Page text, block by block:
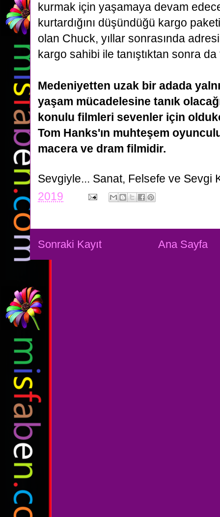
kurmak için yaşamaya devam
kurtardığını düşündüğü kargo
olan Chuck, yıllar sonrasında
kargo sahibi ile tanıştıktan sonra
Medeniyetten uzak bir adada
yaşam mücadelesine tanık
konulu filmleri sevenler için
Tom Hanks'ın muhteşem
macera ve dram filmidir.
Sevgiyle... Sanat, Felsefe ve Sevgi
2019
Sonraki Kayıt Ana Sayfa